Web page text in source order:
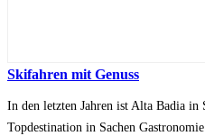
Skifahren mit Genuss
In den letzten Jahren ist Alta Badia
Topdestination in Sachen